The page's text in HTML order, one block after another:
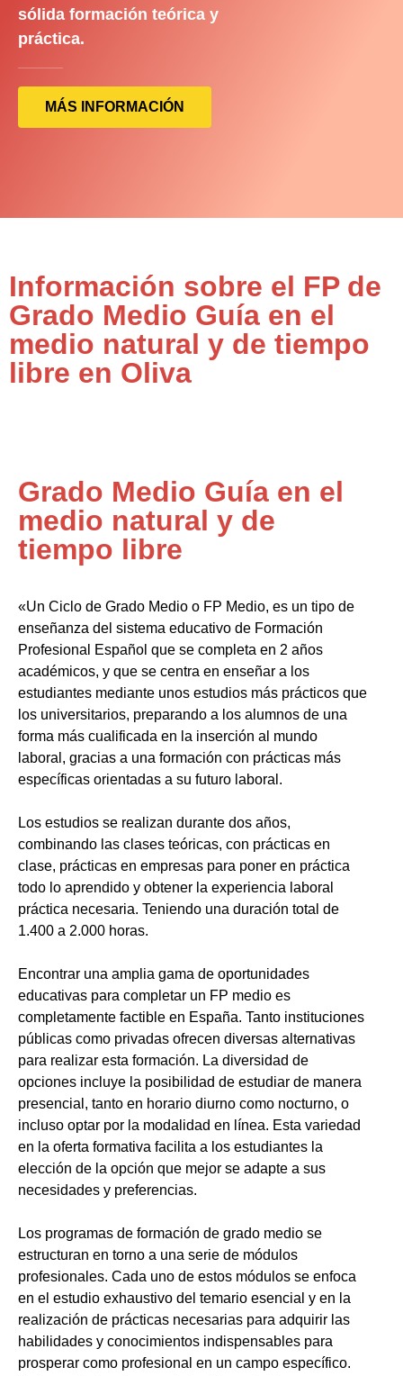
sólida formación teórica y
práctica.
MÁS INFORMACIÓN
Información sobre el FP de
Grado Medio Guía en el
medio natural y de tiempo
libre en Oliva
Grado Medio Guía en el
medio natural y de
tiempo libre
«Un Ciclo de Grado Medio o FP Medio, es un tipo de
enseñanza del sistema educativo de Formación
Profesional Español que se completa en 2 años
académicos, y que se centra en enseñar a los
estudiantes mediante unos estudios más prácticos que
los universitarios, preparando a los alumnos de una
forma más cualificada en la inserción al mundo
laboral, gracias a una formación con prácticas más
específicas orientadas a su futuro laboral.
Los estudios se realizan durante dos años,
combinando las clases teóricas, con prácticas en
clase, prácticas en empresas para poner en práctica
todo lo aprendido y obtener la experiencia laboral
práctica necesaria. Teniendo una duración total de
1.400 a 2.000 horas.
Encontrar una amplia gama de oportunidades
educativas para completar un FP medio es
completamente factible en España. Tanto instituciones
públicas como privadas ofrecen diversas alternativas
para realizar esta formación. La diversidad de
opciones incluye la posibilidad de estudiar de manera
presencial, tanto en horario diurno como nocturno, o
incluso optar por la modalidad en línea. Esta variedad
en la oferta formativa facilita a los estudiantes la
elección de la opción que mejor se adapte a sus
necesidades y preferencias.
Los programas de formación de grado medio se
estructuran en torno a una serie de módulos
profesionales. Cada uno de estos módulos se enfoca
en el estudio exhaustivo del temario esencial y en la
realización de prácticas necesarias para adquirir las
habilidades y conocimientos indispensables para
prosperar como profesional en un campo específico.